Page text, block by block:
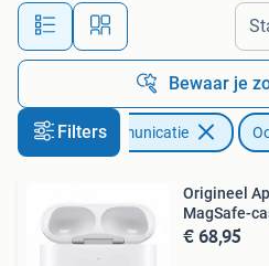
Alle
Bewaar je
Filters
Telecommunicatie
Origineel
MagSafe-
€ 68,95